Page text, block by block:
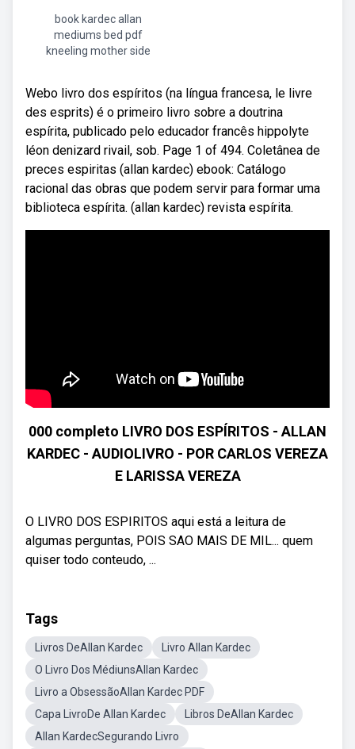
book kardec allan
mediums bed pdf
kneeling mother side
Webo livro dos espíritos (na língua francesa, le livre
des esprits) é o primeiro livro sobre a doutrina
espírita, publicado pelo educador francês hippolyte
léon denizard rivail, sob. Page 1 of 494. Coletânea de
preces espiritas (allan kardec) ebook: Catálogo
racional das obras que podem servir para formar uma
biblioteca espírita. (allan kardec) revista espírita.
000 completo LIVRO DOS ESPÍRITOS - ALLAN
KARDEC - AUDIOLIVRO - POR CARLOS VEREZA
E LARISSA VEREZA
O LIVRO DOS ESPIRITOS aqui está a leitura de
algumas perguntas, POIS SAO MAIS DE MIL... quem
quiser todo conteudo, ...
Tags
Livros DeAllan Kardec
Livro Allan Kardec
O Livro Dos MédiunsAllan Kardec
Livro a ObsessãoAllan Kardec PDF
Capa LivroDe Allan Kardec
Libros DeAllan Kardec
Allan KardecSegurando Livro